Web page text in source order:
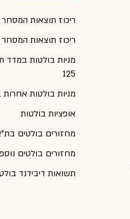
ריכוז תוצאות המסחר
ריכוז תוצאות
מניות בולטות במדד
125
מניות בולטות
אופציות בולטות
מחזורים בולטים בת"א
מחזורים בולטים
תשואות דיבידנד